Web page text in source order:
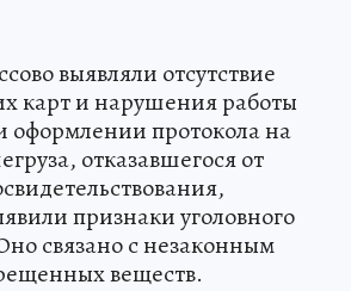
выявляли отсутствие
карт и нарушения работы
оформлении протокола на
отказавшегося от
признаки уголовного
связано с незаконным
веществ.